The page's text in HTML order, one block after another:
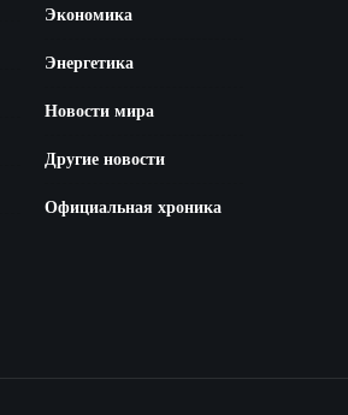
Экономика
Энергетика
Новости мира
Другие новости
Официальная хроника